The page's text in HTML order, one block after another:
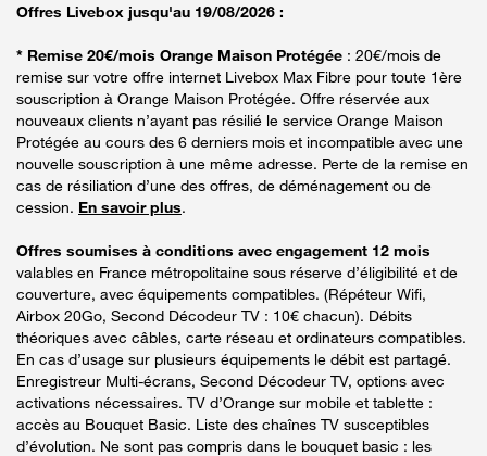
Offres Livebox jusqu'au 19/08/2026 :
* Remise 20€/mois Orange Maison Protégée : 20€/mois de
remise sur votre offre internet Livebox Max Fibre pour toute 1ère
souscription à Orange Maison Protégée. Offre réservée aux
nouveaux clients n’ayant pas résilié le service Orange Maison
Protégée au cours des 6 derniers mois et incompatible avec une
nouvelle souscription à une même adresse. Perte de la remise en
cas de résiliation d’une des offres, de déménagement ou de
cession. En savoir plus.
Offres soumises à conditions avec engagement 12 mois
valables en France métropolitaine sous réserve d’éligibilité et de
couverture, avec équipements compatibles. (Répéteur Wifi,
Airbox 20Go, Second Décodeur TV : 10€ chacun). Débits
théoriques avec câbles, carte réseau et ordinateurs compatibles.
En cas d’usage sur plusieurs équipements le débit est partagé.
Enregistreur Multi-écrans, Second Décodeur TV, options avec
activations nécessaires. TV d’Orange sur mobile et tablette :
accès au Bouquet Basic. Liste des chaînes TV susceptibles
d’évolution. Ne sont pas compris dans le bouquet basic : les